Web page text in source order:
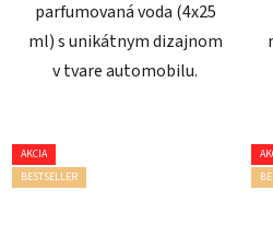
parfumovaná voda (4x25
ml) s unikátnym dizajnom
v tvare automobilu.
AKCIA
BESTSELLER